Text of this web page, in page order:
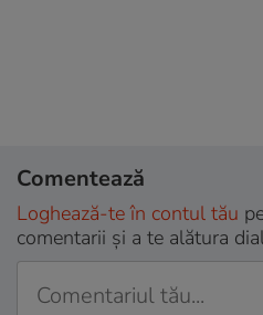
Comentează
Loghează-te în contul tău
comentarii și a te alătura